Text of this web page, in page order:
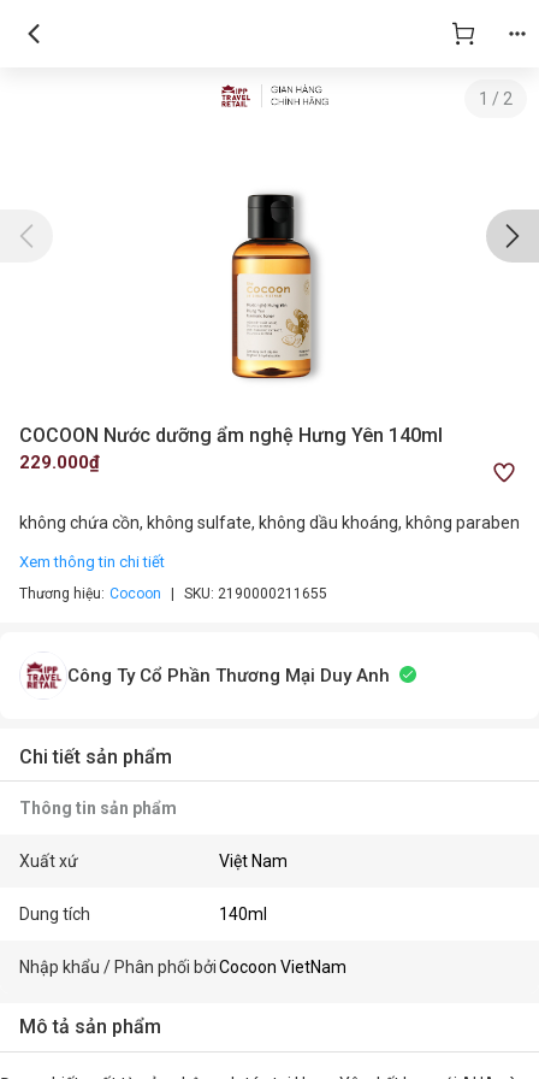
1 / 2
COCOON Nước dưỡng ẩm nghệ Hưng Yên 140ml
229.000₫
không chứa cồn, không sulfate, không dầu khoáng, không paraben
Xem thông tin chi tiết
Thương hiệu: Cocoon SKU: 2190000211655
Công Ty Cổ Phần Thương Mại Duy Anh
Chi tiết sản phẩm
Thông tin sản phẩm
Xuất xứ Việt Nam
Dung tích 140ml
Nhập khẩu / Phân phối bởi Cocoon VietNam
Mô tả sản phẩm